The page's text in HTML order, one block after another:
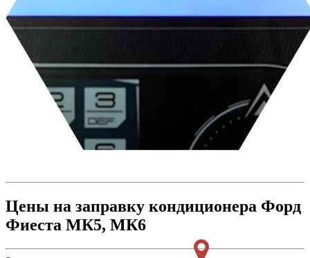
Цены на заправку кондиционера Форд
Фиеста МК5, МК6